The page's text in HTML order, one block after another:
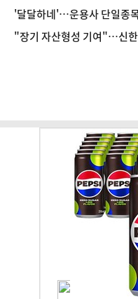
'달달하네'…운용사 단일종
"장기 자산형성 기여"…신한